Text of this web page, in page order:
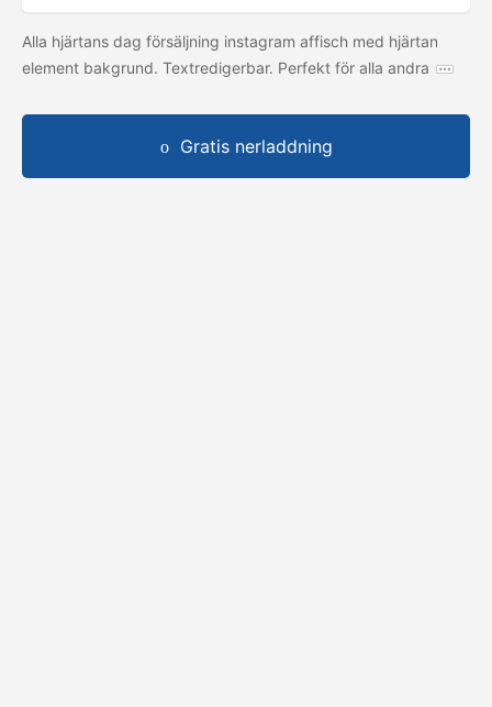
Alla hjärtans dag försäljning instagram affisch med hjärtan
element bakgrund. Textredigerbar. Perfekt för alla andra
Gratis nerladdning